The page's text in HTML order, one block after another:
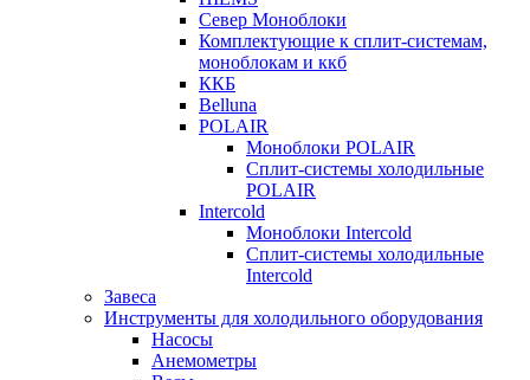
Север Моноблоки
Комплектующие к сплит-системам,
моноблокам и ккб
ККБ
Belluna
POLAIR
Моноблоки POLAIR
Сплит-системы холодильные
POLAIR
Intercold
Моноблоки Intercold
Сплит-системы холодильные
Intercold
Завеса
Инструменты для холодильного оборудования
Насосы
Анемометры